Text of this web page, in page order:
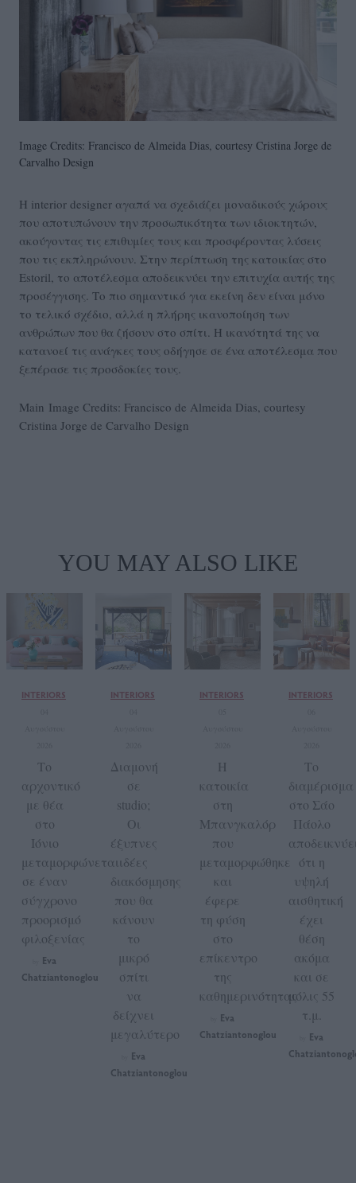
Image Credits: Francisco de Almeida Dias, courtesy Cristina Jorge de
Carvalho Design
Η interior designer αγαπά να σχεδιάζει μοναδικούς χώρους
που αποτυπώνουν την προσωπικότητα των ιδιοκτητών,
ακούγοντας τις επιθυμίες τους και προσφέροντας λύσεις
που τις εκπληρώνουν. Στην περίπτωση της κατοικίας στο
Estoril, το αποτέλεσμα αποδεικνύει την επιτυχία αυτής της
προσέγγισης. Το πιο σημαντικό για εκείνη δεν είναι μόνο
το τελικό σχέδιο, αλλά η πλήρης ικανοποίηση των
ανθρώπων που θα ζήσουν στο σπίτι. Η ικανότητά της να
κατανοεί τις ανάγκες τους οδήγησε σε ένα αποτέλεσμα που
ξεπέρασε τις προσδοκίες τους.
Main Image Credits: Francisco de Almeida Dias, courtesy
Cristina Jorge de Carvalho Design
YOU MAY ALSO LIKE
INTERIORS
Το
αρχοντικό
με θέα
στο
Ιόνιο
μεταμορφώνεται
σε έναν
σύγχρονο
προορισμό
φιλοξενίας
Eva
Chatziantonoglou
INTERIORS
Διαμονή
σε
studio;
Οι
έξυπνες
ιδέες
διακόσμησης
που θα
κάνουν
το
μικρό
σπίτι
να
δείχνει
μεγαλύτερο
Eva
Chatziantonoglou
INTERIORS
H
κατοικία
στη
Μπανγκαλόρ
που
μεταμορφώθηκε
και
έφερε
τη φύση
στο
επίκεντρο
της
καθημερινότητας
Eva
Chatziantonoglou
INTERIORS
Το
διαμέρισμα
στο Σάο
Πάολο
ότι η
υψηλή
αισθητική
έχει
θέση
ακόμα
και σε
μόλις 55
τ.μ.
Eva